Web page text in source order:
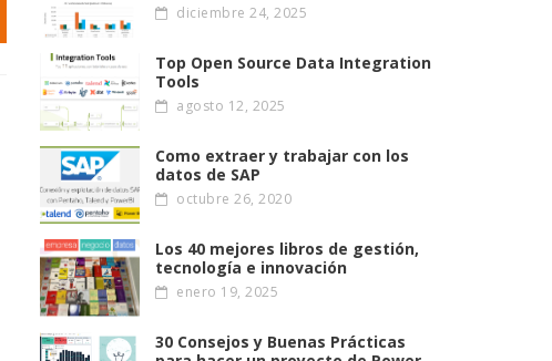
diciembre 24, 2025
Top Open Source Data Integration
Tools
agosto 12, 2025
Como extraer y trabajar con los
datos de SAP
octubre 26, 2020
Los 40 mejores libros de gestión,
tecnología e innovación
enero 19, 2025
30 Consejos y Buenas Prácticas